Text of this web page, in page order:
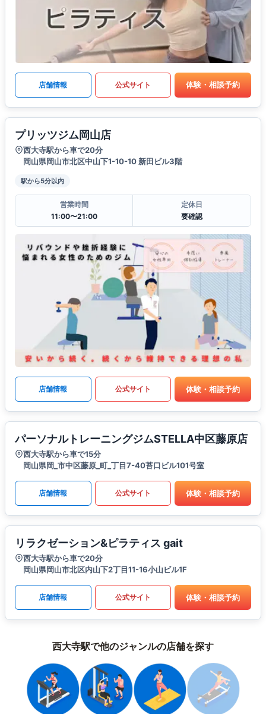
店舗情報 公式サイト 体験・相談予約
プリッツジム岡山店
西大寺駅から車で20分
岡山県岡山市北区中山下1-10-10 新田ビル3階
駅から5分以内
営業時間
11:00〜21:00
定休日
要確認
店舗情報 公式サイト 体験・相談予約
パーソナルトレーニングジムSTELLA中区藤原店
西大寺駅から車で15分
岡山県岡_市中区藤原_町_丁目7-40苔口ビル101号室
店舗情報 公式サイト 体験・相談予約
リラクゼーション&ピラティス gait
西大寺駅から車で20分
岡山県岡山市北区内山下2丁目11-16小山ビル1F
店舗情報 公式サイト 体験・相談予約
西大寺駅で他のジャンルの店舗を探す